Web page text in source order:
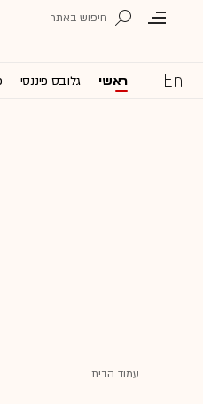
ראשי גלובס פיננסי
עמוד הבית